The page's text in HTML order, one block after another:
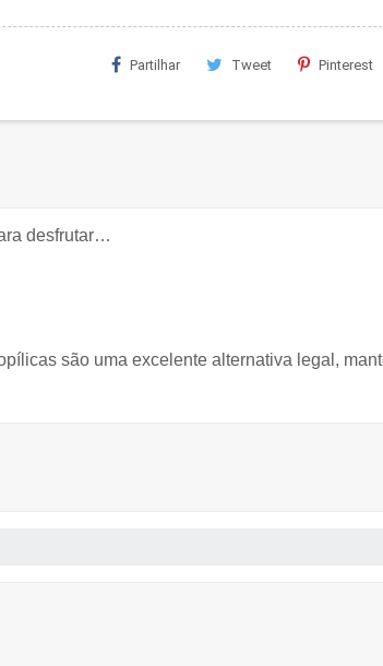
Partilhar Tweet Pinterest
desfrutar…
são uma excelente alternativa legal,